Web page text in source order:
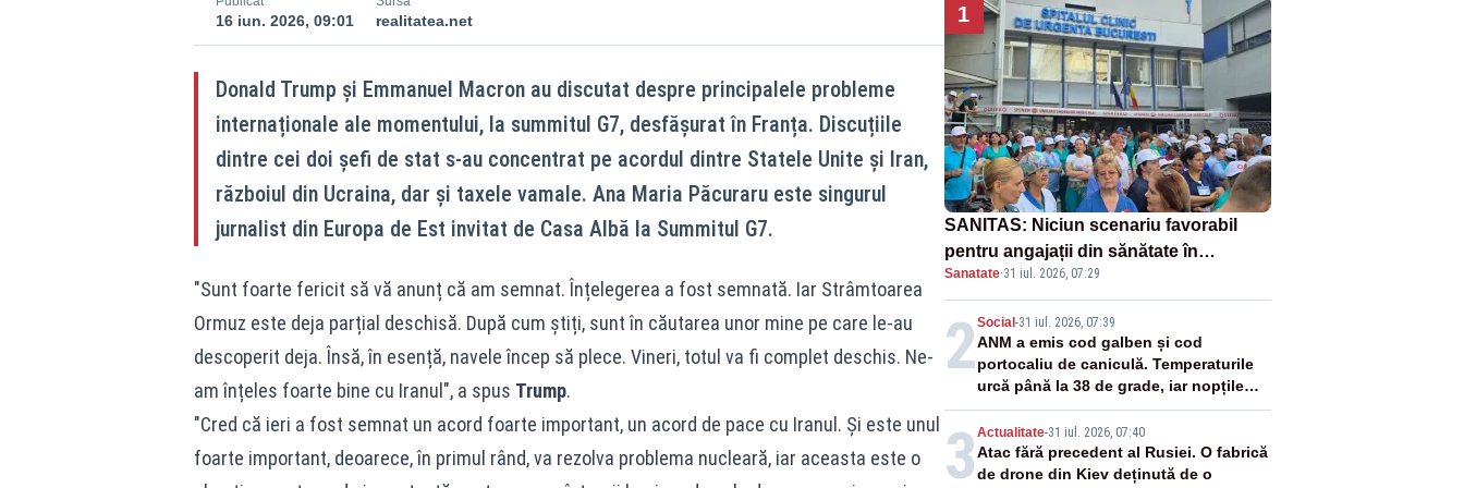
16 iun. 2026, 09:01 realitatea.net
Donald Trump și Emmanuel Macron au discutat despre principalele probleme
internaționale ale momentului, la summitul G7, desfășurat în Franța. Discuțiile
dintre cei doi șefi de stat s-au concentrat pe acordul dintre Statele Unite și Iran,
războiul din Ucraina, dar și taxele vamale. Ana Maria Păcuraru este singurul
jurnalist din Europa de Est invitat de Casa Albă la Summitul G7.
"Sunt foarte fericit să vă anunț că am semnat. Înțelegerea a fost semnată. Iar Strâmtoarea
Ormuz este deja parțial deschisă. După cum știți, sunt în căutarea unor mine pe care le-au
descoperit deja. Însă, în esență, navele încep să plece. Vineri, totul va fi complet deschis. Ne-
am înțeles foarte bine cu Iranul", a spus Trump.
"Cred că ieri a fost semnat un acord foarte important, un acord de pace cu Iranul. Și este unul
foarte important, deoarece, în primul rând, va rezolva problema nucleară, iar aceasta este o
1
SANITAS: Niciun scenariu favorabil
pentru angajații din sănătate în
proiectul Legii salarizării
Sanatate·31 iul. 2026, 07:29
2Social -31 iul. 2026, 07:39
ANM a emis cod galben și cod
portocaliu de caniculă. Temperaturile
urcă până la 38 de grade, iar nopțile
devin tropicale
3 Actualitate-31 iul. 2026, 07:40
Atac fără precedent al Rusiei. O fabrică
de drone din Kiev deținută de o